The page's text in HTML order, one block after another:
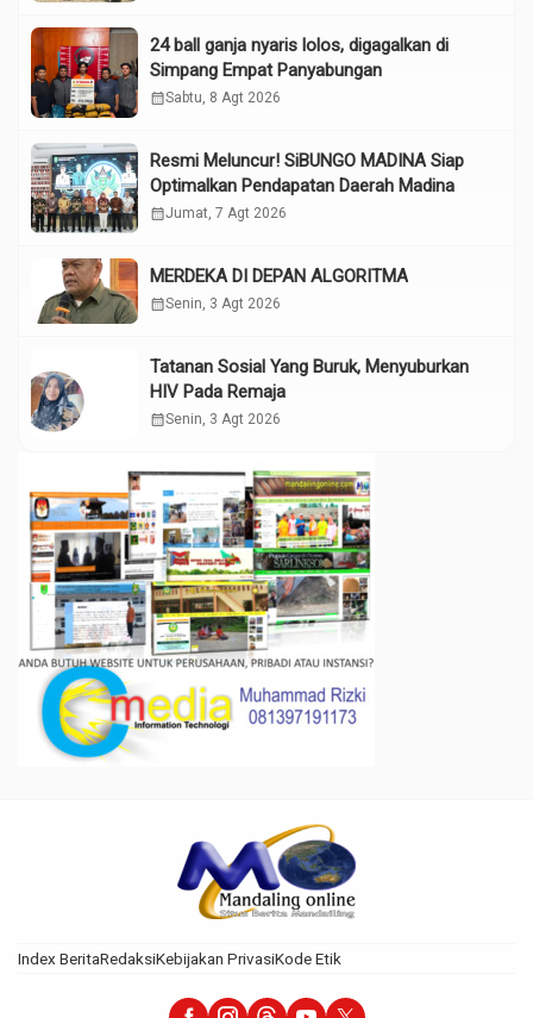
24 ball ganja nyaris lolos, digagalkan di
Simpang Empat Panyabungan
calendar_monthSabtu, 8 Agt 2026
Resmi Meluncur! SiBUNGO MADINA Siap
Optimalkan Pendapatan Daerah Madina
calendar_monthJumat, 7 Agt 2026
MERDEKA DI DEPAN ALGORITMA
calendar_monthSenin, 3 Agt 2026
Tatanan Sosial Yang Buruk, Menyuburkan
HIV Pada Remaja
calendar_monthSenin, 3 Agt 2026
Index BeritaRedaksiKebijakan PrivasiKode Etik